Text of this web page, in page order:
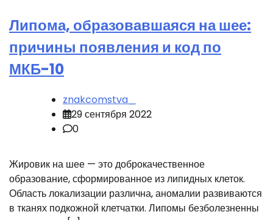
Липома, образовавшаяся на шее:
причины появления и код по
МКБ-10
znakcomstva_
29 сентября 2022
0
Жировик на шее — это доброкачественное
образование, сформированное из липидных клеток.
Область локализации различна, аномалии развиваются
в тканях подкожной клетчатки. Липомы безболезненны